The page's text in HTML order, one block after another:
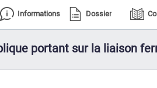
Informations Dossier
portant sur la liaison